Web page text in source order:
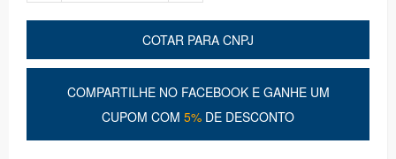
COTAR PARA CNPJ
COMPARTILHE NO FACEBOOK E GANHE UM
CUPOM COM 5% DE DESCONTO